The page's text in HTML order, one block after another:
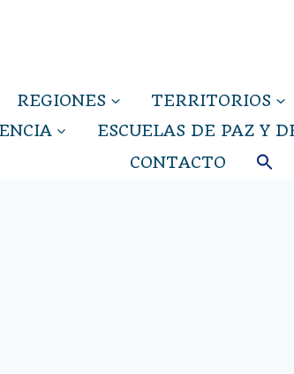
REGIONES TERRITORIOS
ESCUELAS DE PAZ Y
CONTACTO